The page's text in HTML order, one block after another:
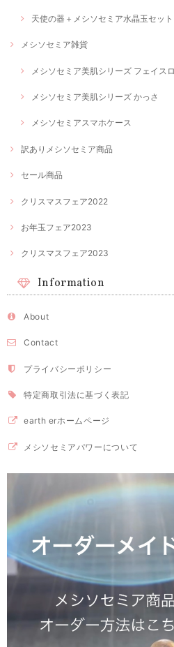
天使の器＋メシソセミア水晶玉セット
メシソセミア雑貨
メシソセミア美肌シリーズ フェイス
メシソセミア美肌シリーズ かっさ
メシソセミアスマホケース
訳ありメシソセミア商品
セール商品
クリスマスフェア2022
お年玉フェア2023
クリスマスフェア2023
Information
About
Contact
プライバシーポリシー
特定商取引法に基づく表記
earth erホームページ
メシソセミアパワーについて